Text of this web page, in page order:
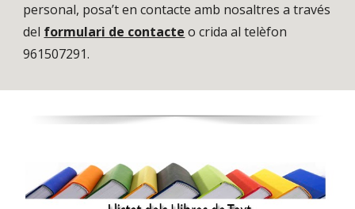
personal, posa’t en contacte amb nosaltres a través
del formulari de contacte o crida al telèfon
961507291.